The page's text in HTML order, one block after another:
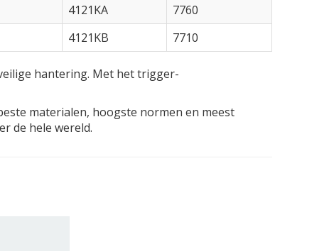
4121KA
7760
4121KB 7710
hantering. Met het trigger-
materialen, hoogste normen en meest
de hele wereld.